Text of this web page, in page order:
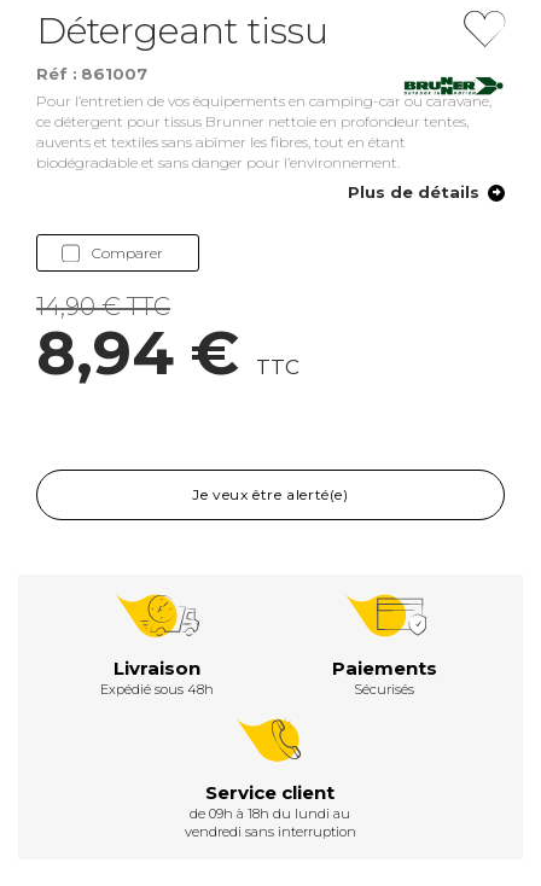
Détergeant tissu
Réf : 861007
Pour l’entretien de vos équipements en camping-car ou caravane,
ce détergent pour tissus Brunner nettoie en profondeur tentes,
auvents et textiles sans abîmer les fibres, tout en étant
biodégradable et sans danger pour l’environnement.
Plus de détails
Comparer
14,90 € TTC
8,94 € TTC
Je veux être alerté(e)
Livraison
Expédié sous 48h
Paiements
Sécurisés
Service client
de 09h à 18h du lundi au
vendredi sans interruption